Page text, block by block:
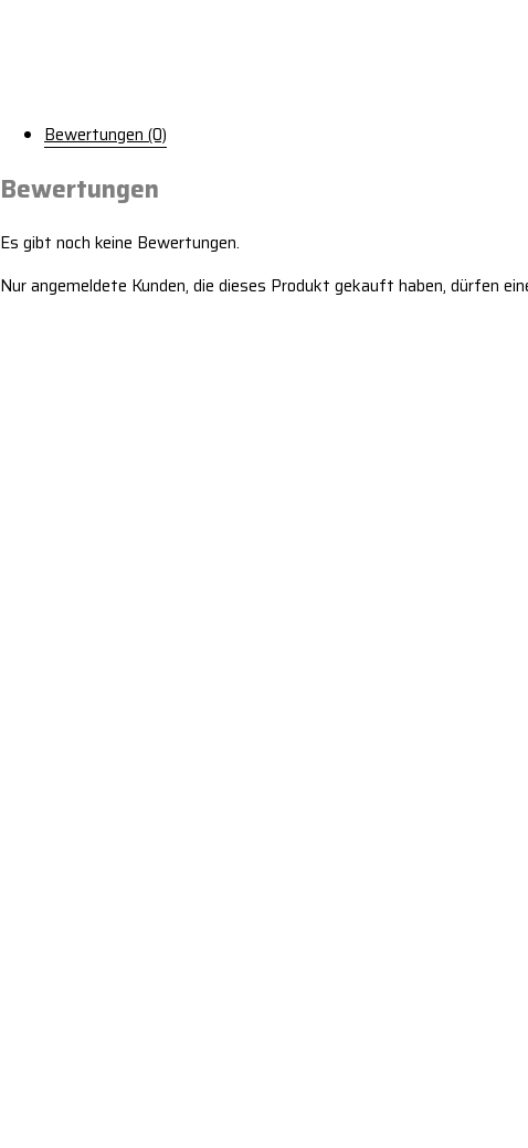
Bewertungen (0)
Bewertungen
Es gibt noch keine Bewertungen.
Nur angemeldete Kunden, die dieses Produkt gekauft haben, dürfen